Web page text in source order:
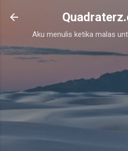
Skip to main
Aku menulis ketika malas